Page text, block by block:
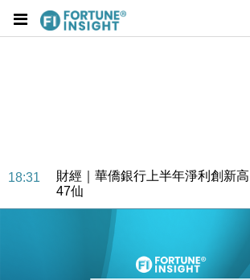
18:31
財經｜華僑銀行上半年淨利創新
47仙
財經｜滙豐上調香港今年GDP預
及消費表現
本地｜假冒內地執法人員要求交
損失近6900萬元